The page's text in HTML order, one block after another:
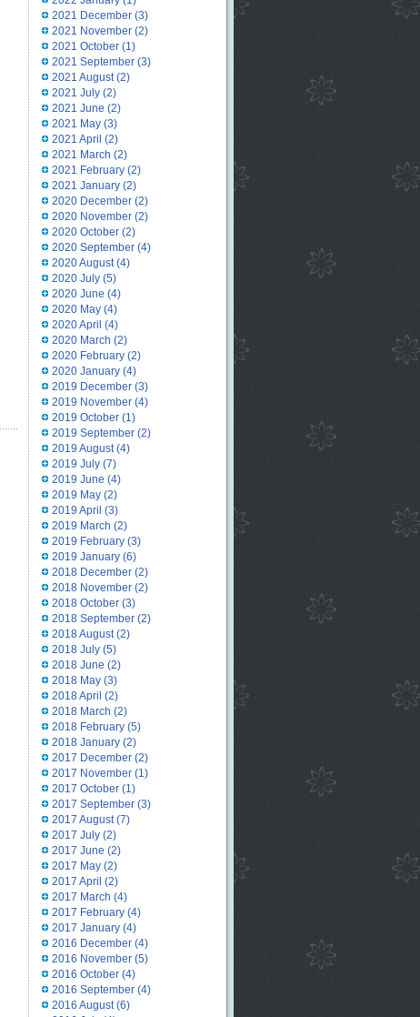
2021 December(3)
2021 November(2)
2021 October(1)
2021 September(3)
2021 August(2)
2021 July(2)
2021 June (2)
2021 May(3)
2021 April (2)
2021 March (2)
2021 February(2)
2021 January(2)
2020 December(2)
2020 November(2)
2020 October(2)
2020 September(4)
2020 August(4)
2020 July(5)
2020 June (4)
2020 May(4)
2020 April (4)
2020 March (2)
2020 February(2)
2020 January(4)
2019 December(3)
2019 November(4)
2019 October(1)
2019 September(2)
2019 August(4)
2019 July(7)
2019 June (4)
2019 May(2)
2019 April (3)
2019 March (2)
2019 February(3)
2019 January(6)
2018 December(2)
2018 November(2)
2018 October(3)
2018 September(2)
2018 August(2)
2018 July(5)
2018 June (2)
2018 May(3)
2018 April (2)
2018 March (2)
2018 February(5)
2018 January(2)
2017 December(2)
2017 November(1)
2017 October(1)
2017 September(3)
2017 August(7)
2017 July(2)
2017 June (2)
2017 May(2)
2017 April (2)
2017 March (4)
2017 February(4)
2017 January(4)
2016 December(4)
2016 November(5)
2016 October(4)
2016 September(4)
2016 August(6)